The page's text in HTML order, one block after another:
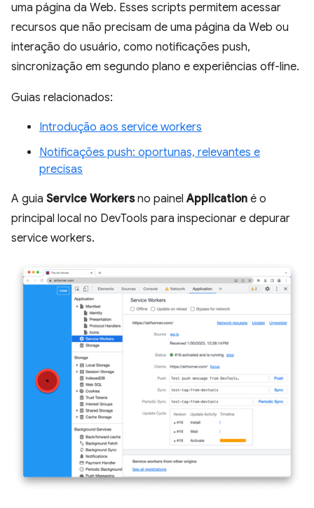
uma página da Web. Esses scripts permitem acessar
recursos que não precisam de uma página da Web ou
interação do usuário, como notificações push,
sincronização em segundo plano e experiências off-line.
Guias relacionados:
Introdução aos service workers
Notificações push: oportunas, relevantes e
precisas
A guia Service Workersno painelApplication é o
principal local no DevTools para inspecionar e depurar
service workers.